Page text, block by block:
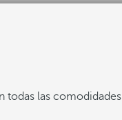
todas las comodidades